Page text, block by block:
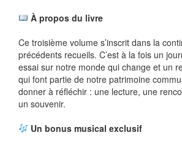
À propos du livre
Ce troisième volume s’inscrit dans la
précédents recueils. C’est à la fois un
essai sur notre monde qui change et un
qui font partie de notre patrimoine
donner à réfléchir : une lecture, une
un souvenir.
Un bonus musical exclusif